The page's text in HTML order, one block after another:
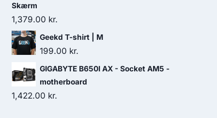
Skærm
1,379.00 kr.
Geekd T-shirt | M
199.00 kr.
GIGABYTE B650I AX - Socket AM5 -
motherboard
1,422.00 kr.